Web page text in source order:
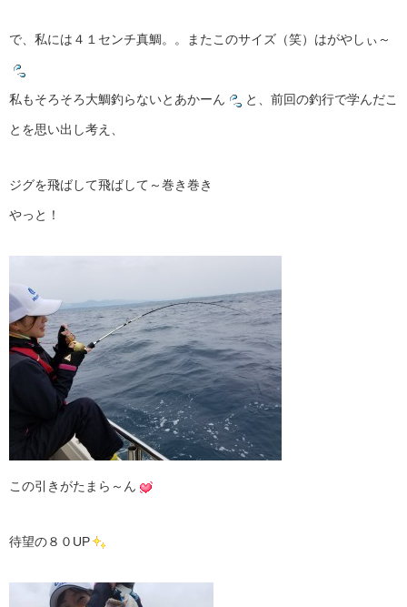
で、私には４１センチ真鯛。。またこのサイズ（笑）はがやしぃ～
私もそろそろ大鯛釣らないとあかーん と、前回の釣行で学んだこ
とを思い出し考え、
ジグを飛ばして飛ばして～巻き巻き
やっと！
この引きがたまら～ん
待望の８０UP